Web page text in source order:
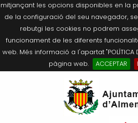
mitjançant les opcions disponibles en la
de la configuració del seu navegador,
rebutgi les cookies no podrem
funcionament de les diferents
web. Més informació a l'apartat "POLÍTICA
pàgina web.
ACCEPTAR
Salutació de l’Alcaldessa
Composició Consistori
Agricultura, Ramaderia i Medi
Què és la Seu Electrònica?
Últimes publicacions